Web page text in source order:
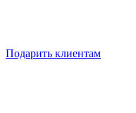
Подарить клиентам